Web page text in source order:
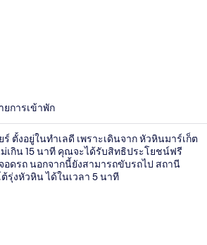
ยการเข้าพัก
ตั้งอยู่ในทำเลดี เพราะเดินจาก หัวหินมาร์เก็ต
เกิน 15 นาที คุณจะได้รับสิทธิประโยชน์ฟรี
อดรถ นอกจากนี้ยังสามารถขับรถไป สถานี
รุ่งหัวหิน ได้ในเวลา 5 นาที